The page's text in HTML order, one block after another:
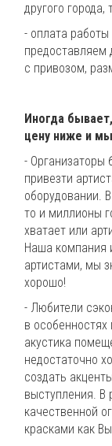
другого
- оплата
предоставляем
с привозом,
Иногда
цену ниже и
- Организаторы
привезти
оборудовании.
то и миллионы
хватает или
Наша компания
артистами, мы
хорошо!
- Любители
в
акустика
недостаточно
создать
выступления. В
качественной
красками как